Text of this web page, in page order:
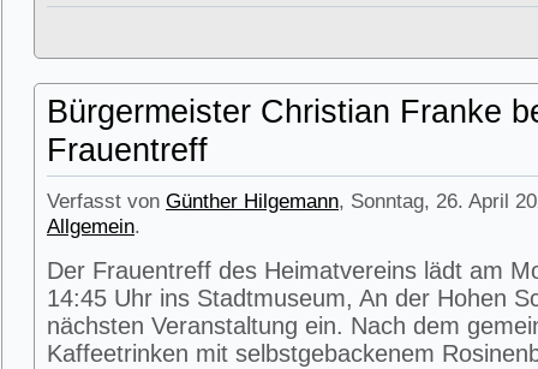
Bürgermeister Christian Franke
Frauentreff
Verfasst von Günther Hilgemann, Sonntag, 26. April
Allgemein.
Der Frauentreff des Heimatvereins lädt am
14:45 Uhr ins Stadtmuseum, An der Hohen
nächsten Veranstaltung ein. Nach dem
Kaffeetrinken mit selbstgebackenem